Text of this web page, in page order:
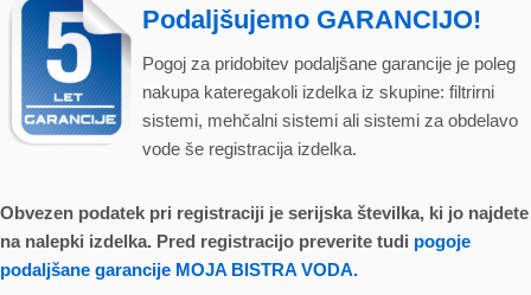
Podaljšujemo GARANCIJO!
Pogoj za pridobitev podaljšane garancije je poleg
nakupa kateregakoli izdelka iz skupine: filtrirni
sistemi, mehčalni sistemi ali sistemi za obdelavo
vode še registracija izdelka.
Obvezen podatek pri registraciji je serijska številka, ki jo najdete
na nalepki izdelka. Pred registracijo preverite tudi pogoje
podaljšane garancije MOJA BISTRA VODA.